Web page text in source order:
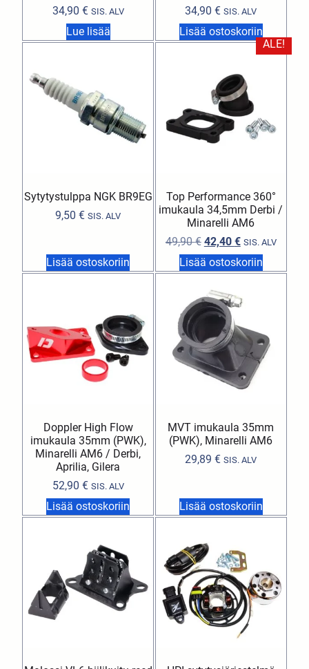
34,90 € SIS. ALV
Lue lisää
34,90€ SIS. ALV
Lisää ostoskoriin
Sytytystulppa NGK BR9EG
9,50€ SIS. ALV
Lisää ostoskoriin
ALE!
Top Performance 360°
imukaula 34,5mm Derbi /
Minarelli AM6
49,90€ 42,40 € SIS. ALV
Lisää ostoskoriin
Doppler High Flow
imukaula 35mm (PWK),
Minarelli AM6 / Derbi,
Aprilia, Gilera
52,90 € SIS. ALV
Lisää ostoskoriin
MVT imukaula 35mm
(PWK), Minarelli AM6
29,89€ SIS. ALV
Lisää ostoskoriin